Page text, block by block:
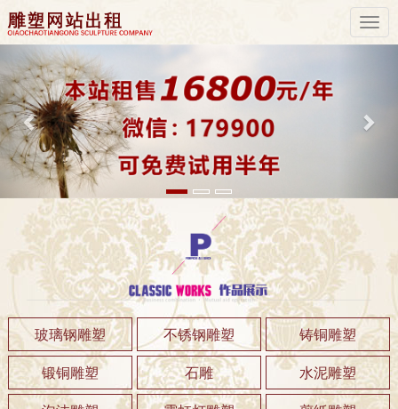
Previous
玻璃钢雕塑 不锈钢雕塑
铸铜雕塑
锻铜雕塑
石雕
水泥雕塑